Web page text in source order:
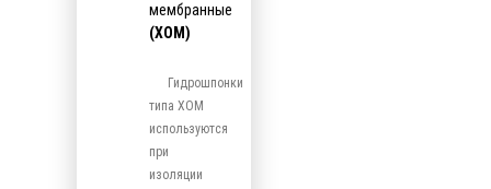
мембранные
(ХОМ)
Гидрошпонки
типа ХОМ
используются
при
изоляции